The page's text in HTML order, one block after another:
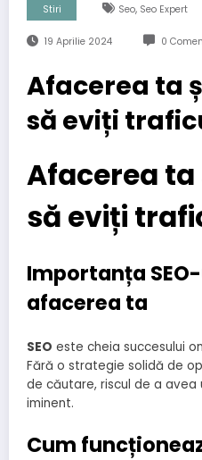
Stiri Seo, Seo Expert
19 Aprilie 2024 0
Afacerea ta
să eviți
Afacerea ta
să eviți
Importanța
afacerea ta
SEO este cheia succesului
Fără o strategie solidă de
de căutare, riscul de a
iminent.
Cum